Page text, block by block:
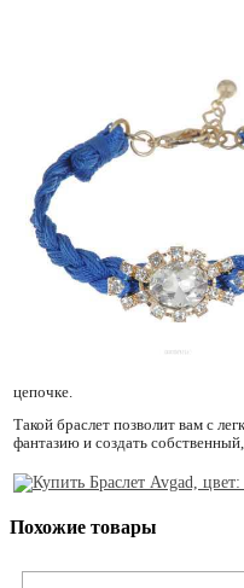
цепочке.
Такой браслет позволит вам с
фантазию и создать
Похожие товары